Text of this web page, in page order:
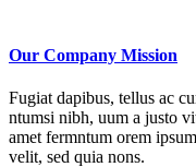
Our Company Mission
Fugiat dapibus, tellus ac
ntumsi nibh, uum a justo
amet fermntum orem
velit, sed quia nons.